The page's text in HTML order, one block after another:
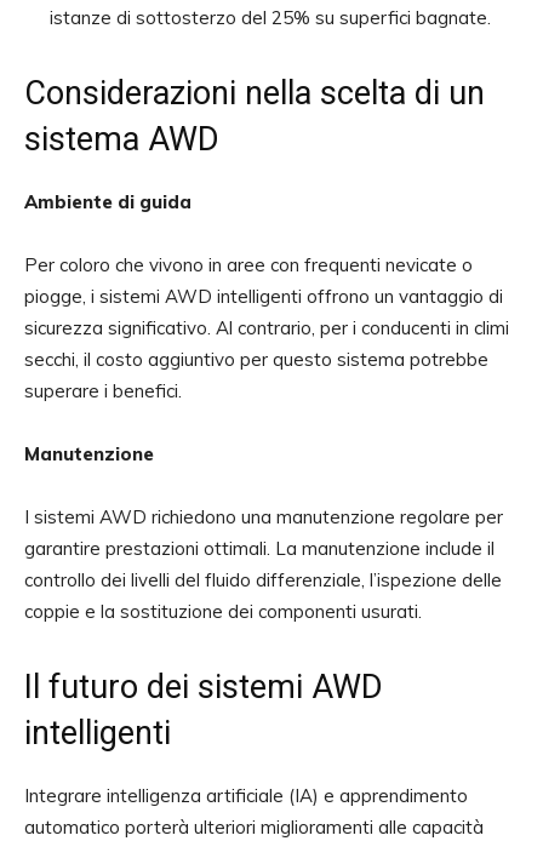
istanze di sottosterzo del 25% su superfici bagnate.
Considerazioni nella scelta di un
sistema AWD
Ambiente di guida
Per coloro che vivono in aree con frequenti nevicate o
piogge, i sistemi AWD intelligenti offrono un vantaggio di
sicurezza significativo. Al contrario, per i conducenti in climi
secchi, il costo aggiuntivo per questo sistema potrebbe
superare i benefici.
Manutenzione
I sistemi AWD richiedono una manutenzione regolare per
garantire prestazioni ottimali. La manutenzione include il
controllo dei livelli del fluido differenziale, l’ispezione delle
coppie e la sostituzione dei componenti usurati.
Il futuro dei sistemi AWD
intelligenti
Integrare intelligenza artificiale (IA) e apprendimento
automatico porterà ulteriori miglioramenti alle capacità